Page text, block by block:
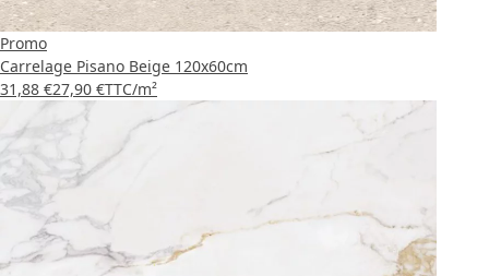
Promo
Carrelage Pisano Beige 120x60cm
31,88 €27,90 €TTC/m²